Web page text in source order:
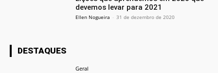
devemos levar para 2021
Ellen Nogueira - 31 de dezembro de 2020
DESTAQUES
Geral